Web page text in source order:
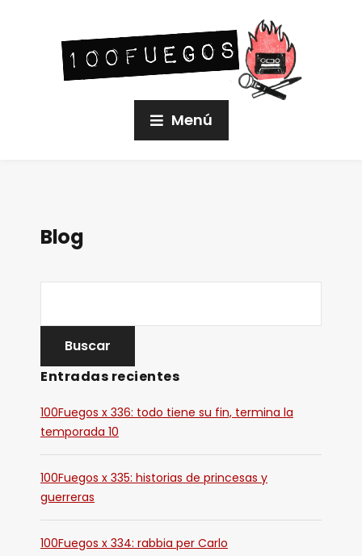
Menú
Blog
Entradas recientes
100Fuegos x 336: todo tiene su fin, termina la
temporada 10
100Fuegos x 335: historias de princesas y
guerreras
100Fuegos x 334: rabbia per Carlo